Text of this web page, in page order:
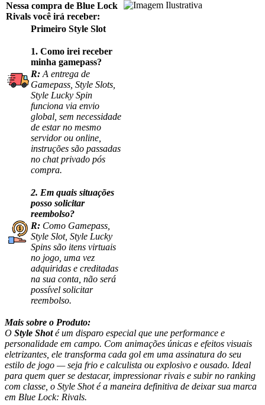
Nessa compra de Blue Lock
Rivals você irá receber:
Primeiro Style Slot
1. Como irei receber
minha gamepass?
R: A entrega de
Gamepass, Style Slots,
Style Lucky Spin
funciona via envio
global, sem necessidade
de estar no mesmo
servidor ou online,
instruções são passadas
no chat privado pós
compra.
2. Em quais situações
posso solicitar
reembolso?
R: Como Gamepass,
Style Slot, Style Lucky
Spins são itens virtuais
no jogo, uma vez
adquiridas e creditadas
na sua conta, não será
possível solicitar
reembolso.
Mais sobre o Produto:
O Style Shoté um disparo especial que une performance e
personalidade em campo. Com animações únicas e efeitos visuais
eletrizantes, ele transforma cada gol em uma assinatura do seu
estilo de jogo — seja frio e calculista ou explosivo e ousado. Ideal
para quem quer se destacar, impressionar rivais e subir no ranking
com classe, o Style Shot é a maneira definitiva de deixar sua marca
em Blue Lock: Rivals.